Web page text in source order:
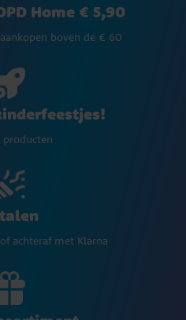
Home € 5,90
boven de € 60
achteraf met Klarna